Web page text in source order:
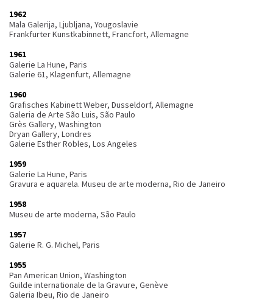
1962
Mala Galerija, Ljubljana, Yougoslavie
Frankfurter Kunstkabinnett, Francfort, Allemagne
1961
Galerie La Hune, Paris
Galerie 61, Klagenfurt, Allemagne
1960
Grafisches Kabinett Weber, Dusseldorf, Allemagne
Galeria de Arte São Luis, São Paulo
Grès Gallery, Washington
Dryan Gallery, Londres
Galerie Esther Robles, Los Angeles
1959
Galerie La Hune, Paris
Gravura e aquarela. Museu de arte moderna, Rio de Janeiro
1958
Museu de arte moderna, São Paulo
1957
Galerie R. G. Michel, Paris
1955
Pan American Union, Washington
Guilde internationale de la Gravure, Genève
Galeria Ibeu, Rio de Janeiro